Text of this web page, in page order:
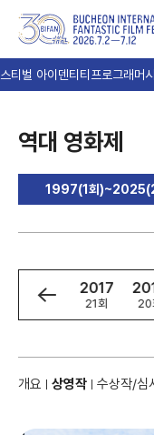
티벌 아이덴티티 프로그래머
역대 영화제
1997(1회
2018
22회
2017
21회 20
개요 상영작 수상작/심